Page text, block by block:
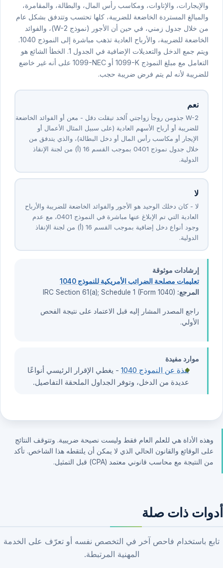
والإيجارات، والإتاوات، ومكاسب رأس المال، والبطالة، والمقامرة،
والمبالغ المستردة الخاضعة للضريبة، كلها تحتسب وتتدفق بشكل عام
من خلال جدول زمني، في حين أن الأجور (نموذج ⁦W-⁦2⁩⁩)، والفوائد
الخاضعة للضريبة، والأرباح العادية تذهب مباشرة إلى النموذج ⁦1040⁩.
ويتم جمع الدخل والتعديلات الإضافية في الجدول ⁦1⁩. الخطأ الشائع هو
التعامل مع مبلغ النموذج ⁦⁦1099-K⁩⁩ أو ⁦⁦1099-NEC⁩⁩ على أنه غير خاضع
للضريبة لأنه لم يتم فرض ضريبة حجب.
نعم
نعم - لقد تلقيت دخلاً يتجاوز أجور نموذج ⁦W-⁦2⁩⁩ أو الفوائد الخاضعة
للضريبة أو أرباح الأسهم العادية (على سبيل المثال الأعمال أو
الإيجار أو مكاسب رأس المال أو دخل البطالة)، والذي يتدفق من
خلال جدول نموذج ⁦1040⁩ بموجب القسم ⁦61⁩ (أ) من لجنة الإنقاذ
الدولية.
لا
لا - كان دخلك الوحيد هو الأجور والفوائد الخاضعة للضريبة والأرباح
العادية التي تم الإبلاغ عنها مباشرة في النموذج ⁦1040⁩، مع عدم
وجود أنواع دخل إضافية بموجب القسم ⁦61⁩ (أ) من لجنة الإنقاذ
الدولية.
إرشادات موثوقة
تعليمات مصلحة الضرائب الأمريكية للنموذج 1040
المرجع:
راجع المصدر المشار إليه قبل الاعتماد على نتيجة الفحص
الأولي.
موارد مفيدة
نبذة عن النموذج 1040
- يغطي الإقرار الرئيسي أنواعًا
عديدة من الدخل، وتوفر الجداول الملحقة التفاصيل.
وهذه الأداة هي للعلم العام فقط وليست نصيحة ضريبية. وتتوقف النتائج
على الوقائع والقانون الحالي الذي لا يمكن أن يلتقطه هذا الشاخص. تأكد
من النتيجة مع محاسب قانوني معتمد (CPA) قبل التمثيل.
أدوات ذات صلة
تابع باستخدام فاحص آخر في التخصص نفسه أو تعرّف على الخدمة
المهنية المرتبطة.